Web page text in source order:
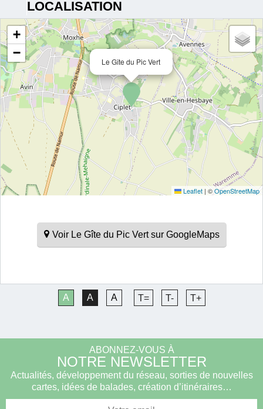
LOCALISATION
Le Gîte du Pic Vert
+
−
Leaflet | ©OpenStreetMap
Voir Le Gîte du Pic Vert sur GoogleMaps
A A A T= T- T+
ABONNEZ-VOUS À
NOTRE NEWSLETTER
Actualités, développement du réseau, sorties de nouvelles
cartes, idées de balades, création d’itinéraires…